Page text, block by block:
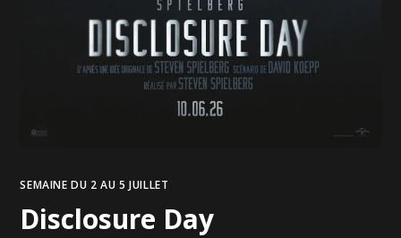
SEMAINE DU 2 AU 5 JUILLET
Disclosure Day